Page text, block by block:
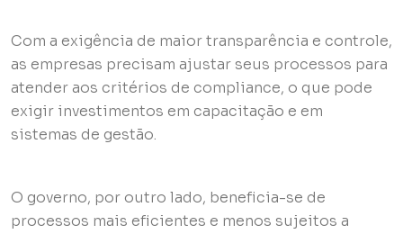
Com a exigência de maior transparência e controle,
as empresas precisam ajustar seus processos para
atender aos critérios de compliance, o que pode
exigir investimentos em capacitação e em
sistemas de gestão.
O governo, por outro lado, beneficia-se de
processos mais eficientes e menos sujeitos a